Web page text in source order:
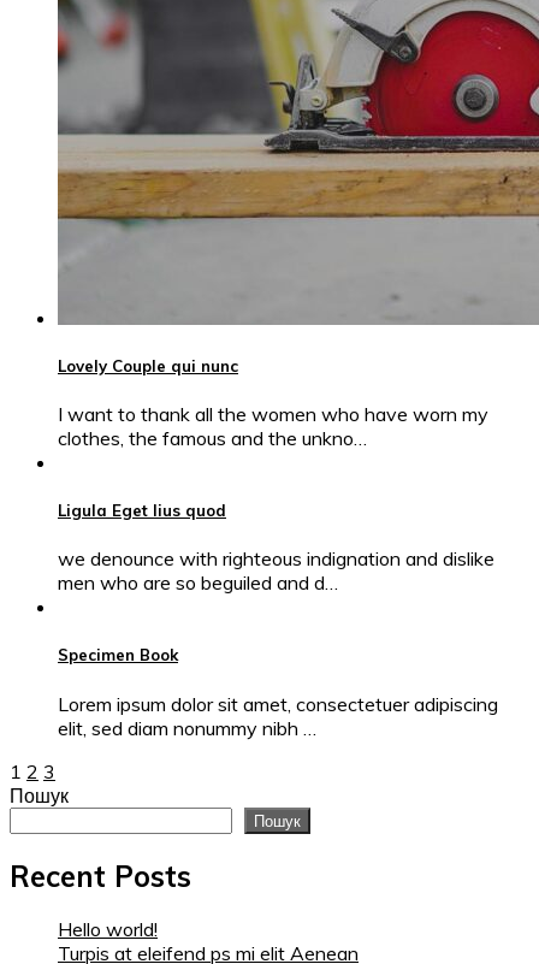
Lovely Couple qui nunc
I want to thank all the women who have worn my
clothes, the famous and the unkno…
Ligula Eget lius quod
we denounce with righteous indignation and dislike
men who are so beguiled and d…
Specimen Book
Lorem ipsum dolor sit amet, consectetuer adipiscing
elit, sed diam nonummy nibh …
1 2 3
Пошук
Пошук
Recent Posts
Hello world!
Turpis at eleifend ps mi elit Aenean